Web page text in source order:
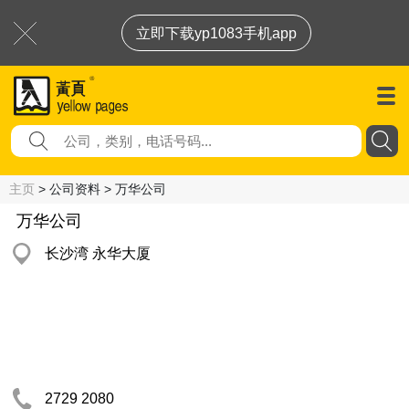
立即下载yp1083手机app
主页 > 公司资料 > 万华公司
万华公司
长沙湾 永华大厦
2729 2080